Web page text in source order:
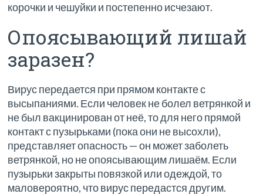
корочки и чешуйки и постепенно исчезают.
Опоясывающий лишай
заразен?
Вирус передается при прямом контакте с
высыпаниями. Если человек не болел ветрянкой и
не был вакцинирован от неё, то для него прямой
контакт с пузырьками (пока они не высохли),
представляет опасность — он может заболеть
ветрянкой, но не опоясывающим лишаём. Если
пузырьки закрыты повязкой или одеждой, то
маловероятно, что вирус передастся другим.